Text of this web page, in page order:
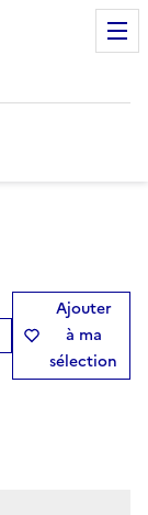
Ajouter
à ma
sélection